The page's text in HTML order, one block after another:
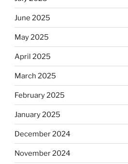
June 2025
May 2025
April 2025
March 2025
February 2025
January 2025
December 2024
November 2024